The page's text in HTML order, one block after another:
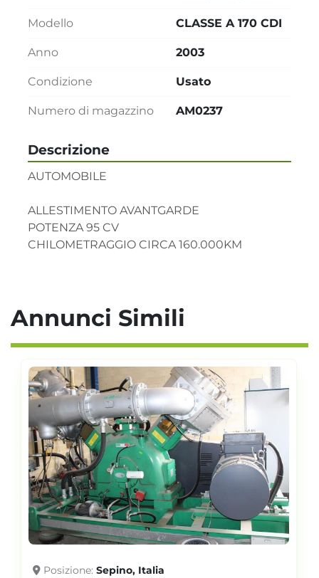
Descrizione
AUTOMOBILE
ALLESTIMENTO AVANTGARDE
POTENZA 95 CV
CHILOMETRAGGIO CIRCA 160.000KM
Modello CLASSE A 170 CDI
Anno 2003
Condizione Usato
Numero di magazzino AM0237
Annunci Simili
Posizione Sepino, Italia